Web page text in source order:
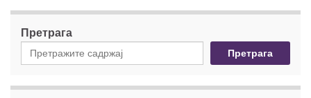
Претрага
Претрага